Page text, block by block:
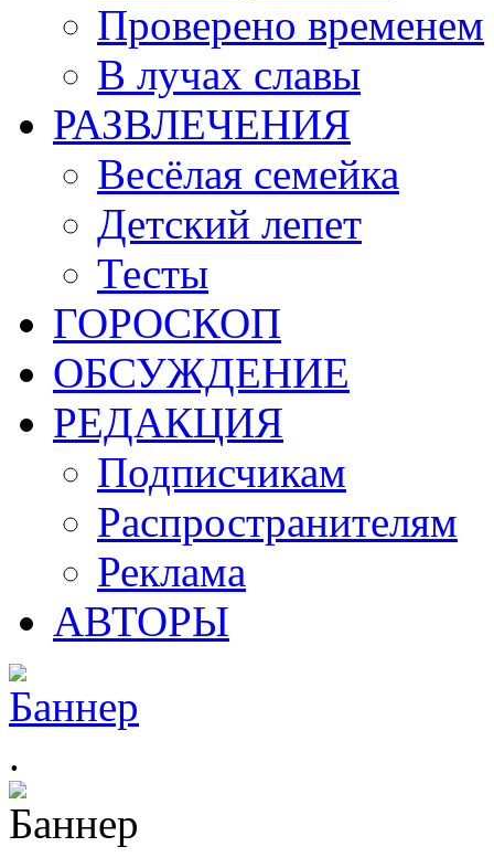
Проверено временем
В лучах славы
РАЗВЛЕЧЕНИЯ
Весёлая семейка
Детский лепет
Тесты
ГОРОСКОП
ОБСУЖДЕНИЕ
РЕДАКЦИЯ
Подписчикам
Распространителям
Реклама
АВТОРЫ
.